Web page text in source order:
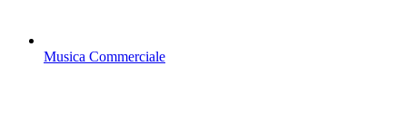
Musica Commerciale